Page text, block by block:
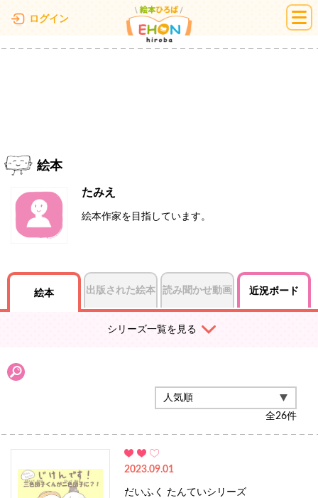
ログイン 絵本ひろば
絵本
たみえ
絵本作家を目指しています。
絵本 出版された絵本 読み聞かせ動画 近況ボード
シリーズ一覧を見る
全26件
2023.09.01
だいふく たんていシリーズ